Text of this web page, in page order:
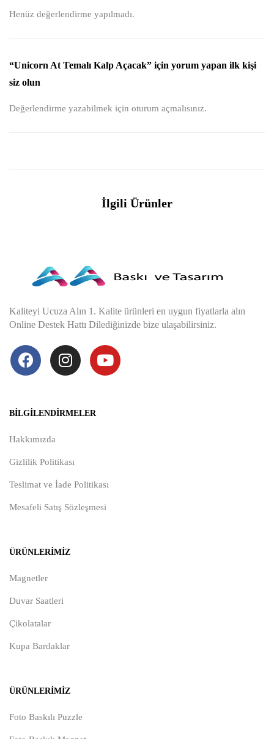
Henüz değerlendirme yapılmadı.
“Unicorn At Temalı Kalp Açacak” için yorum yapan ilk kişi
siz olun
Değerlendirme yazabilmek için oturum açmalısınız.
İlgili Ürünler
Kaliteyi Ucuza Alın 1. Kalite ürünleri en uygun fiyatlarla alın
Online Destek Hattı Dilediğinizde bize ulaşabilirsiniz.
BILGILENDIRMELER
Hakkımızda
Gizlilik Politikası
Teslimat ve İade Politikası
Mesafeli Satış Sözleşmesi
ÜRÜNLERIMIZ
Magnetler
Duvar Saatleri
Çikolatalar
Kupa Bardaklar
ÜRÜNLERIMIZ
Foto Baskılı Puzzle